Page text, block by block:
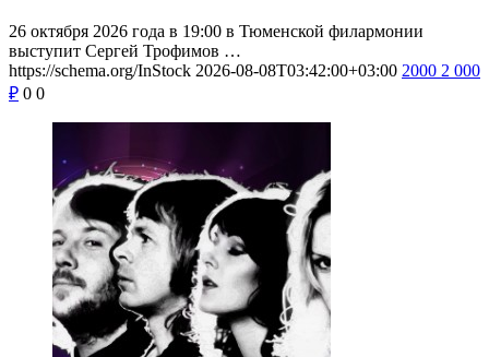
26 октября 2026 года в 19:00 в Тюменской филармонии
выступит Сергей Трофимов …
https://schema.org/InStock 2026-08-08T03:42:00+03:00 2000 2 000
₽ 0 0